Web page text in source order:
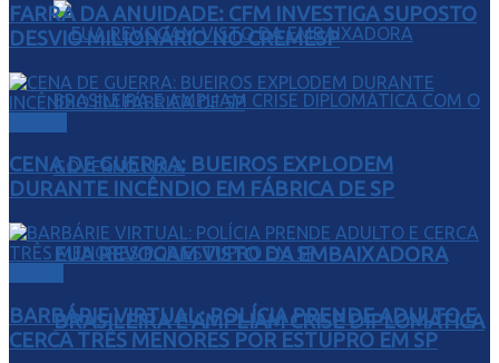
EUA REVOGAM VISTO DA EMBAIXADORA
BRASILEIRA E AMPLIAM CRISE DIPLOMÁTICA
FARRA DA ANUIDADE: CFM INVESTIGA SUPOSTO
DESVIO MILIONÁRIO NO CREMESP
CENA DE GUERRA: BUEIROS EXPLODEM
DURANTE INCÊNDIO EM FÁBRICA DE SP
BARBÁRIE VIRTUAL: POLÍCIA PRENDE ADULTO E
CERCA TRÊS MENORES POR ESTUPRO EM SP